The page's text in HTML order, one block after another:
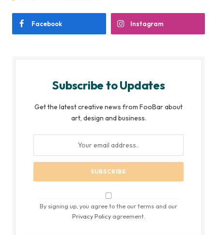
Facebook Instagram
Subscribe to Updates
Get the latest creative news from FooBar about
art, design and business.
By signing up, you agree to the our terms and our
Privacy Policyagreement.